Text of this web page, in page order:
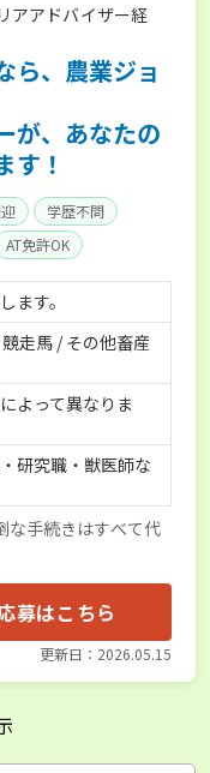
アアドバイザー経
ら、農業ジョ
が、あなたの
す！
学歴不問
AT免許OK
月20時間以内
験者優遇
り
世帯寮あり
ます。
走馬 / その他畜産
よって異なりま
研究職・獣医師な
な手続きはすべて代
募はこちら
更新日：2026.05.15